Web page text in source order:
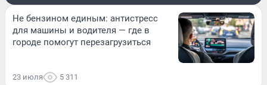
Не бензином единым: антистресс
для машины и водителя — где в
городе помогут перезагрузиться
23 июля 5 311